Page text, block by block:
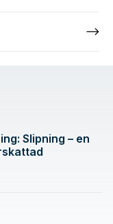
Slipning – en